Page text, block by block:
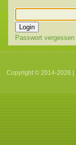
Passwort vergessen
Copyright © 2014-2026 |